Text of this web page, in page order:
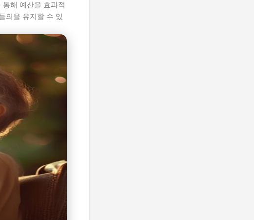
해 예산을 효과적
의을 유지할 수 있